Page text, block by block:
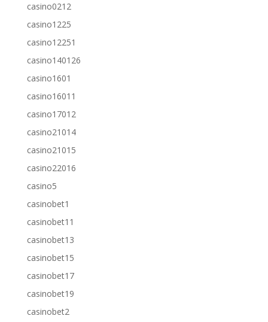
casino0212
casino1225
casino12251
casino140126
casino1601
casino16011
casino17012
casino21014
casino21015
casino22016
casino5
casinobet1
casinobet11
casinobet13
casinobet15
casinobet17
casinobet19
casinobet2